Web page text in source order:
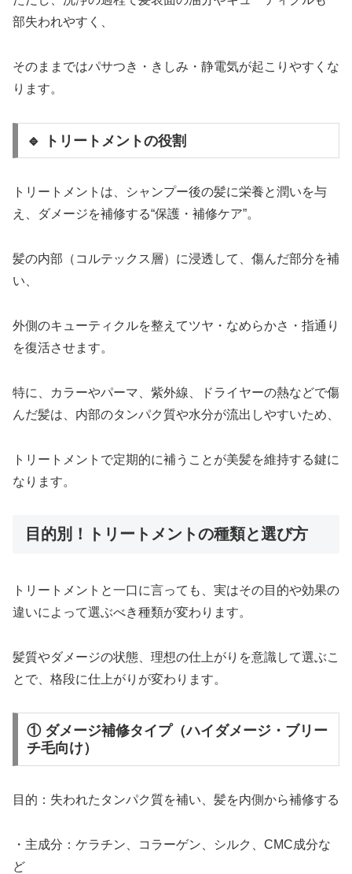
部失われやすく、
そのままではパサつき・きしみ・静電気が起こりやすくな
ります。
🔹 トリートメントの役割
トリートメントは、シャンプー後の髪に栄養と潤いを与
え、ダメージを補修する“保護・補修ケア”。
髪の内部（コルテックス層）に浸透して、傷んだ部分を補
い、
外側のキューティクルを整えてツヤ・なめらかさ・指通り
を復活させます。
特に、カラーやパーマ、紫外線、ドライヤーの熱などで傷
んだ髪は、内部のタンパク質や水分が流出しやすいため、
トリートメントで定期的に補うことが美髪を維持する鍵に
なります。
目的別！トリートメントの種類と選び方
トリートメントと一口に言っても、実はその目的や効果の
違いによって選ぶべき種類が変わります。
髪質やダメージの状態、理想の仕上がりを意識して選ぶこ
とで、格段に仕上がりが変わります。
① ダメージ補修タイプ（ハイダメージ・ブリー
チ毛向け）
目的：失われたタンパク質を補い、髪を内側から補修する
・主成分：ケラチン、コラーゲン、シルク、CMC成分な
ど